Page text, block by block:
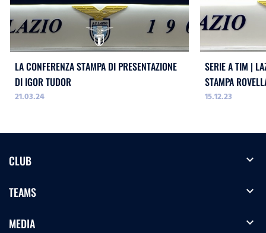
LA CONFERENZA STAMPA DI PRESENTAZIONE
DI IGOR TUDOR
21.03.24
SERIE A TIM |
STAMPA
15.12.23
CLUB expand_more
TEAMS expand_more
MEDIA expand_more